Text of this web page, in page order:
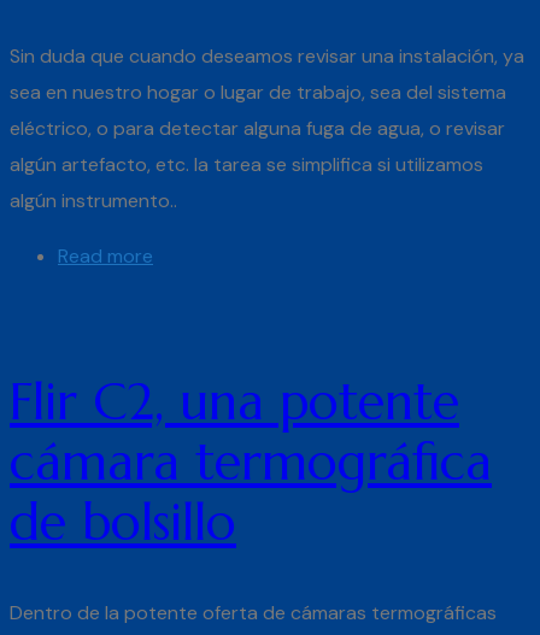
Sin duda que cuando deseamos revisar una instalación, ya
sea en nuestro hogar o lugar de trabajo, sea del sistema
eléctrico, o para detectar alguna fuga de agua, o revisar
algún artefacto, etc. la tarea se simplifica si utilizamos
algún instrumento..
Read more
Flir C2, una potente
cámara termográfica
de bolsillo
Dentro de la potente oferta de cámaras termográficas